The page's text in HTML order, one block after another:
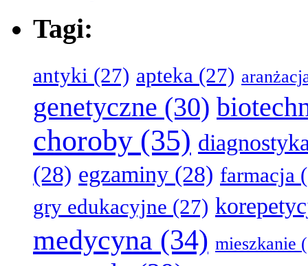
Tagi:
antyki (27) apteka (27)
genetyczne (30)
choroby (35)
(28) egzaminy (28) farmacja
gry edukacyjne (27)
medycyna (34) mieszkanie